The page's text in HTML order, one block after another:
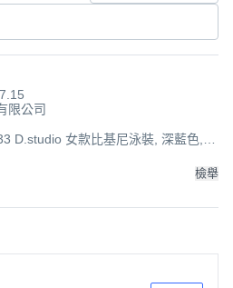
限公司
D.studio 女款比基尼泳裝, 深藍色,
檢舉